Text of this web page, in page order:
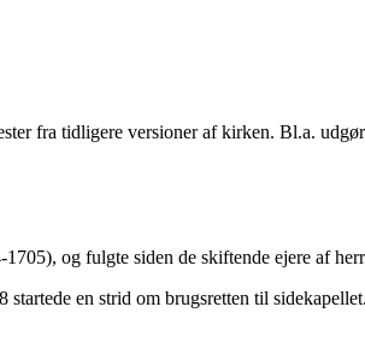
fra tidligere versioner af kirken. Bl.a.
og fulgte siden de skiftende ejere af
en strid om brugsretten til